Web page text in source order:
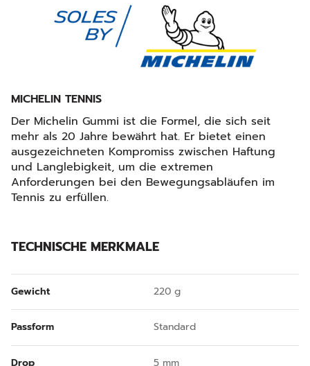
MICHELIN TENNIS
Der Michelin Gummi ist die Formel, die sich seit
mehr als 20 Jahre bewährt hat. Er bietet einen
ausgezeichneten Kompromiss zwischen Haftung
und Langlebigkeit, um die extremen
Anforderungen bei den Bewegungsabläufen im
Tennis zu erfüllen.
TECHNISCHE MERKMALE
Gewicht 220 g
Passform Standard